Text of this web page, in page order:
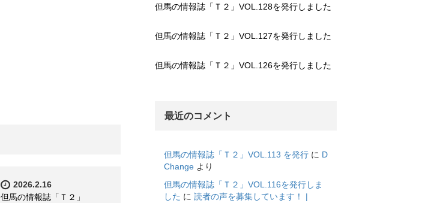
2026.2.16
但馬の情報誌「Ｔ２」
但馬の情報誌「Ｔ２」VOL.128を発行しました
但馬の情報誌「Ｔ２」VOL.127を発行しました
但馬の情報誌「Ｔ２」VOL.126を発行しました
最近のコメント
但馬の情報誌「Ｔ２」VOL.113 を発行 に D
Change より
但馬の情報誌「Ｔ２」VOL.116を発行しま
した に 読者の声を募集しています！ |